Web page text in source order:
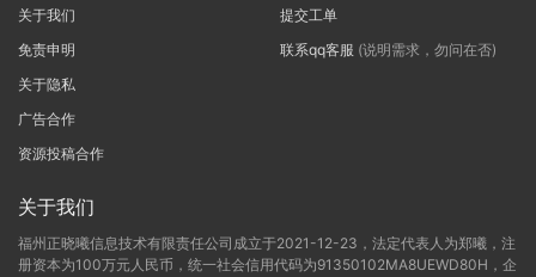
关于我们
免责申明
关于隐私
广告合作
资源投稿合作
提交工单
联系qq客服 (说明需求，勿问在否)
关于我们
福州正晓曦信息技术有限责任公司成立于2021-12-23，法定代表人为郑曦，注
册资本为100万元人民币，统一社会信用代码为91350102MA8UEWD80H，企